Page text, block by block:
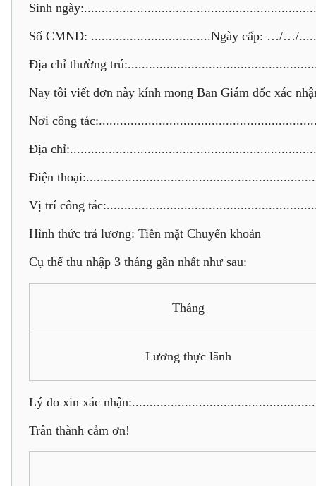
Sinh
Số CMND: ..................................Ngày cấp: …/…/
Địa chỉ thường
Nay tôi viết đơn này kính mong Ban Giám đốc xác
Nơi công
Địa
Điện
Vị trí công
Hình thức trả lương: Tiền mặt Chuyển khoản
Cụ thể thu nhập 3 tháng gần nhất như sau:
Tháng
Lương thực lãnh
Lý do xin xác
Trân thành cảm ơn!